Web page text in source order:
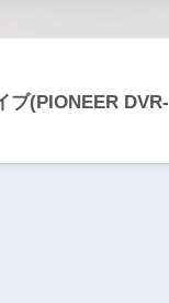
ブ(PIONEER DVR-